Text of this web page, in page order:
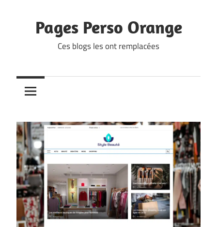
contentPages Perso Orange
Ces blogs les ont remplacées